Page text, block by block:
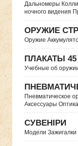
Дальномеры
ночного видения
ОРУЖИЕ
Оружие
ПЛАКАТЫ 45
Учебные об
Пневматическое
Аксессуары Оптика
СУВЕНІРИ
Модели